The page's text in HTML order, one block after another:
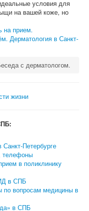
условия для
на вашей коже, но
на прием.
Дерматология в Санкт-
с дерматологом.
Петербурге
телефоны
в поликлинику
в СПБ
по вопросам медицины в
в СПБ